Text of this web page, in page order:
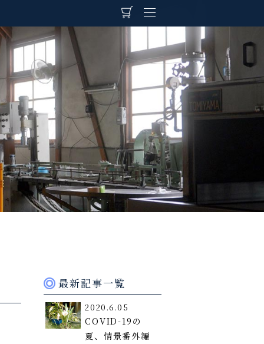
最新記事一覧
2020.6.05
COVID-19の
夏、情景番外編